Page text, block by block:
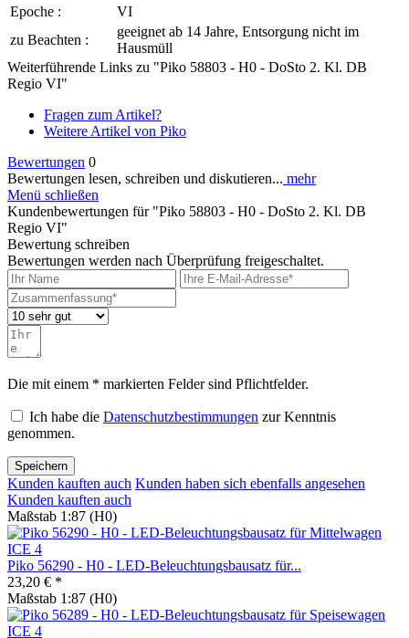
Epoche :
VI
zu Beachten :
geeignet ab 14 Jahre, Entsorgung nicht im
Hausmüll
Weiterführende Links zu "Piko 58803 - H0 - DoSto 2. Kl. DB
Regio VI"
Fragen zum Artikel?
Weitere Artikel von Piko
Bewertungen 0
Bewertungen lesen, schreiben und diskutieren... mehr
Menü schließen
Kundenbewertungen für "Piko 58803 - H0 - DoSto 2. Kl. DB
Regio VI"
Bewertung schreiben
Bewertungen werden nach Überprüfung freigeschaltet.
Die mit einem * markierten Felder sind Pflichtfelder.
Ich habe die Datenschutzbestimmungen zur Kenntnis
genommen.
Speichern
Kunden kauften auch Kunden haben sich ebenfalls angesehen
Kunden kauften auch
Maßstab 1:87 (H0)
Piko 56290 - H0 - LED-Beleuchtungsbausatz für...
23,20 € *
Maßstab 1:87 (H0)